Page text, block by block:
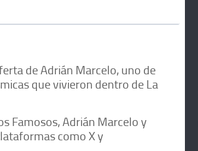
de Adrián Marcelo, uno de
que vivieron dentro de La
Famosos, Adrián Marcelo y
como X y